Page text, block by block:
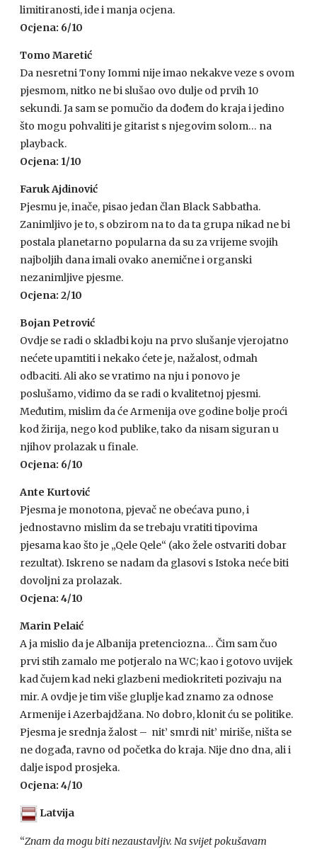
limitiranosti, ide i manja ocjena.
Ocjena: 6/10
Tomo Maretić
Da nesretni Tony Iommi nije imao nekakve veze s ovom
pjesmom, nitko ne bi slušao ovo dulje od prvih 10
sekundi. Ja sam se pomučio da dođem do kraja i jedino
što mogu pohvaliti je gitarist s njegovim solom… na
playback.
Ocjena: 1/10
Faruk Ajdinović
Pjesmu je, inače, pisao jedan član Black Sabbatha.
Zanimljivo je to, s obzirom na to da ta grupa nikad ne bi
postala planetarno popularna da su za vrijeme svojih
najboljih dana imali ovako anemične i organski
nezanimljive pjesme.
Ocjena: 2/10
Bojan Petrović
Ovdje se radi o skladbi koju na prvo slušanje vjerojatno
nećete upamtiti i nekako ćete je, nažalost, odmah
odbaciti. Ali ako se vratimo na nju i ponovo je
poslušamo, vidimo da se radi o kvalitetnoj pjesmi.
Međutim, mislim da će Armenija ove godine bolje proći
kod žirija, nego kod publike, tako da nisam siguran u
njihov prolazak u finale.
Ocjena: 6/10
Ante Kurtović
Pjesma je monotona, pjevač ne obećava puno, i
jednostavno mislim da se trebaju vratiti tipovima
pjesama kao što je „Qele Qele“ (ako žele ostvariti dobar
rezultat). Iskreno se nadam da glasovi s Istoka neće biti
dovoljni za prolazak.
Ocjena: 4/10
Marin Pelaić
A ja mislio da je Albanija pretenciozna… Čim sam čuo
prvi stih zamalo me potjeralo na WC; kao i gotovo uvijek
kad čujem kad neki glazbeni mediokriteti pozivaju na
mir. A ovdje je tim više gluplje kad znamo za odnose
Armenije i Azerbajdžana. No dobro, klonit ću se politike.
Pjesma je srednja žalost – nit’ smrdi nit’ miriše, ništa se
ne događa, ravno od početka do kraja. Nije dno dna, ali i
dalje ispod prosjeka.
Ocjena: 4/10
Latvija
“Znam da mogu biti nezaustavljiv. Na svijet pokušavam